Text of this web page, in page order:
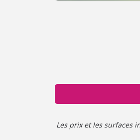
Les prix et les surfaces